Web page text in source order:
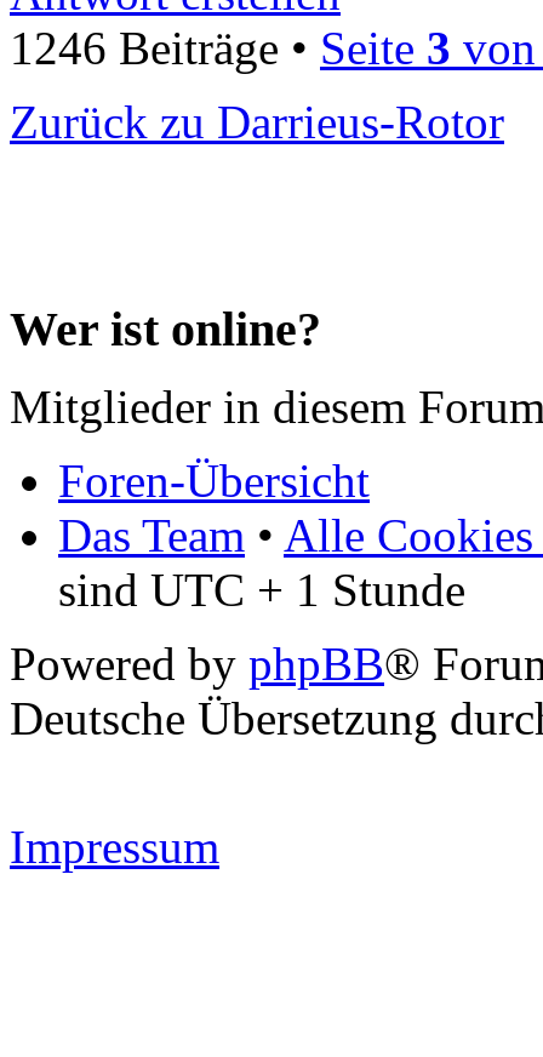
1246 Beiträge • Seite 3
Zurück zu Darrieus-Rotor
Wer ist online?
Mitglieder in diesem
Foren-Übersicht
Das Team • Alle Cookies
sind UTC + 1 Stunde
Powered by phpBB®
Deutsche Übersetzung
Impressum